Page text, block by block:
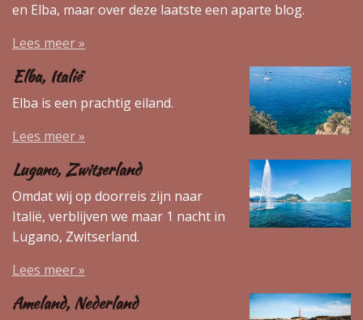
en Elba, maar over deze laatste een aparte blog.
Lees meer »
Elba, Italië
Elba is een prachtig eiland.
Lees meer »
Lugano, Zwitserland
Omdat wij op doorreis zijn naar
Italië, verblijven we maar 1 nacht in
Lugano, Zwitserland.
Lees meer »
Ameland, Nederland